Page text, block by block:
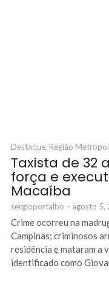
Destaque, Região
Taxista de 32
força e
Macaíba
sergioportalbo - agosto 5,
Crime ocorreu na
Campinas; criminosos
residência e mataram a
identificado como